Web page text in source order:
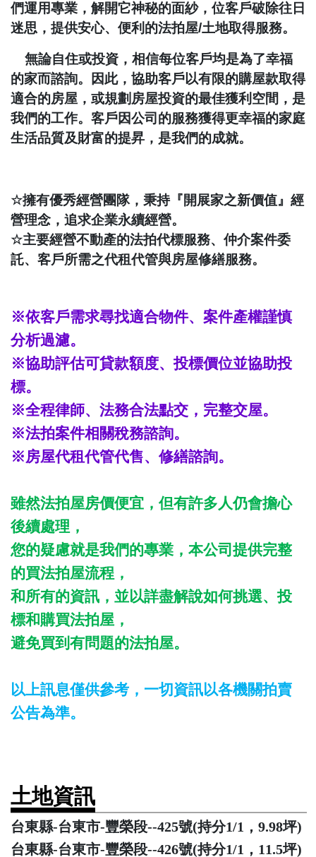
們運用專業，解開它神秘的面紗，位客戶破除往日
迷思，提供安心、便利的法拍屋/土地取得服務。
無論自住或投資，相信每位客戶均是為了幸福
的家而諮詢。因此，協助客戶以有限的購屋款取得
適合的房屋，或規劃房屋投資的最佳獲利空間，是
我們的工作。客戶因公司的服務獲得更幸福的家庭
生活品質及財富的提昇，是我們的成就。
☆擁有優秀經營團隊，秉持『開展家之新價值』經
營理念，追求企業永續經營。
☆主要經營不動產的法拍代標服務、仲介案件委
託、客戶所需之代租代管與房屋修繕服務。
※依客戶需求尋找適合物件、案件產權謹慎
分析過濾。
※協助評估可貸款額度、投標價位並協助投
標。
※全程律師、法務合法點交，完整交屋。
※法拍案件相關稅務諮詢。
※房屋代租代管代售、修繕諮詢。
雖然法拍屋房價便宜，但有許多人仍會擔心
後續處理，
您的疑慮就是我們的專業，本公司提供完整
的買法拍屋流程，
和所有的資訊，並以詳盡解說如何挑選、投
標和購買法拍屋，
避免買到有問題的法拍屋。
以上訊息僅供參考，一切資訊以各機關拍賣
公告為準。
土地資訊
台東縣-台東市-豐榮段--425號(持分1/1，9.98坪)
台東縣-台東市-豐榮段--426號(持分1/1，11.5坪)